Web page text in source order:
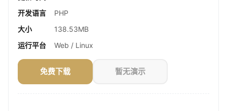
开发语言
PHP
大小
138.53MB
运行平台
Web / Linux
免费下载 暂无演示